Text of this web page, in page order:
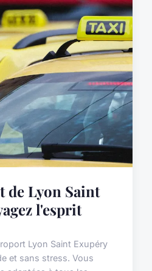
de Lyon Saint
l'esprit
Lyon Saint Exupéry
et sans stress. Vous